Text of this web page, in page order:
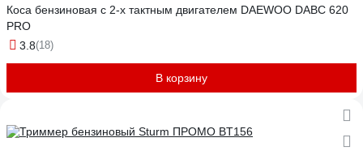
Коса бензиновая c 2-х тактным двигателем DAEWOO DABC 620
PRO
3.8(18)
В корзину